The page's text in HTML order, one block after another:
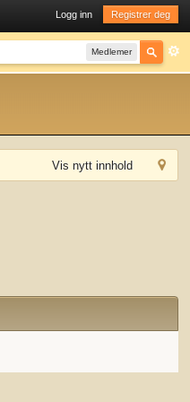
Logg inn Registrer deg
Medlemer
Vis nytt innhold